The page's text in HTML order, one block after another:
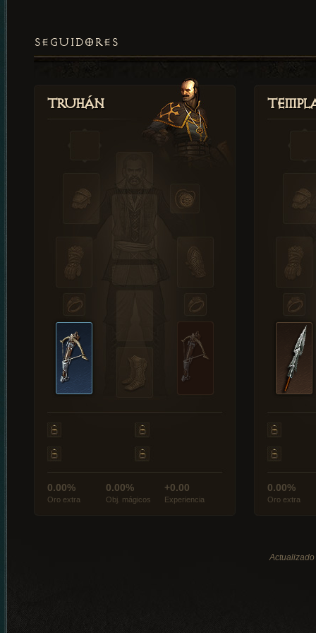
SEGUIDORES
Truhán
0.00%
Oro extra
0.00%
Obj. mágicos
+0.00
Experiencia
0.00%
Oro extra
Actualizado